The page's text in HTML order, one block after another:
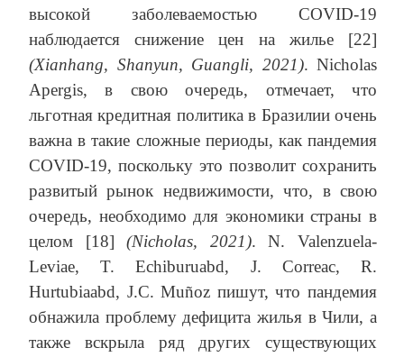
высокой заболеваемостью COVID-19
наблюдается снижение цен на жилье [22]
(Xianhang, Shanyun, Guangli, 2021). Nicholas
Apergis, в свою очередь, отмечает, что
льготная кредитная политика в Бразилии очень
важна в такие сложные периоды, как пандемия
COVID-19, поскольку это позволит сохранить
развитый рынок недвижимости, что, в свою
очередь, необходимо для экономики страны в
целом [18](Nicholas, 2021). N. Valenzuela-
Leviae, T. Echiburuabd, J. Correac, R.
Hurtubiaabd, J.C. Muñoz пишут, что пандемия
обнажила проблему дефицита жилья в Чили, а
также вскрыла ряд других существующих